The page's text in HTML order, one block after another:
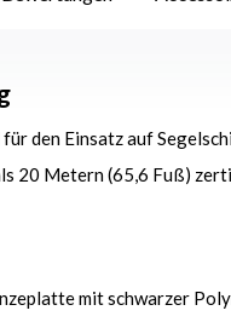
den Einsatz auf
20 Metern (65,6 Fuß)
mit schwarzer